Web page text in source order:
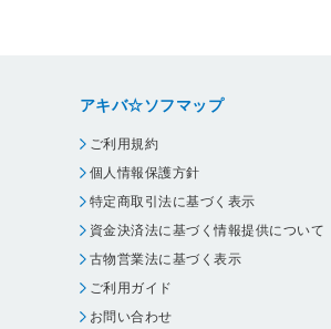
アキバ☆ソフマップ
ご利用規約
個人情報保護方針
特定商取引法に基づく表示
資金決済法に基づく情報提供について
古物営業法に基づく表示
ご利用ガイド
お問い合わせ